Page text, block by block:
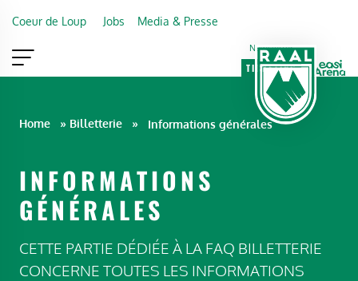
Coeur de Loup Jobs Media & Presse
Newsletter
TICKETING
VIP
FAN SHOP
INFORMATIONS
GÉNÉRALES
CETTE PARTIE DÉDIÉE À LA FAQ BILLETTERIE
CONCERNE TOUTES LES INFORMATIONS
Home » Billetterie » Informations générales